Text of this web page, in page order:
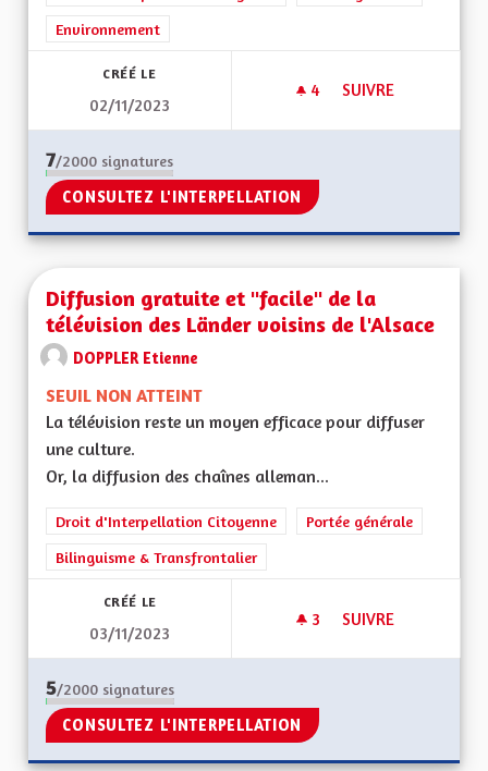
Environnement
CRÉÉ LE
02/11/2023
4 4 ABONNÉS
SUIVRE
7/2000 signatures
CONSULTEZ L'INTERPELLATION
Diffusion gratuite et "facile" de la
télévision des Länder voisins de l'Alsace
DOPPLER Etienne
SEUIL NON ATTEINT
La télévision reste un moyen efficace pour diffuser
une culture.
Or, la diffusion des chaînes alleman...
Droit d'Interpellation Citoyenne
Portée générale
Bilinguisme & Transfrontalier
CRÉÉ LE
03/11/2023
3 3 ABONNÉS
SUIVRE
5/2000 signatures
CONSULTEZ L'INTERPELLATION